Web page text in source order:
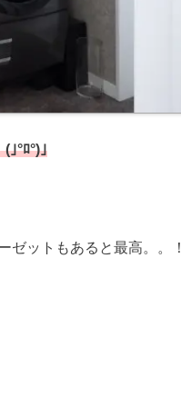
°ﾛ°)｣
ゼットもあると最高。。！